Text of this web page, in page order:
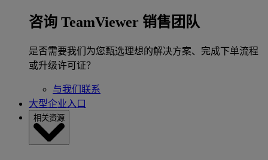
咨询 TeamViewer 销售团队
是否需要我们为您甄选理想的解决方案、完成下单流程
或升级许可证？
与我们联系
大型企业入口
相关资源